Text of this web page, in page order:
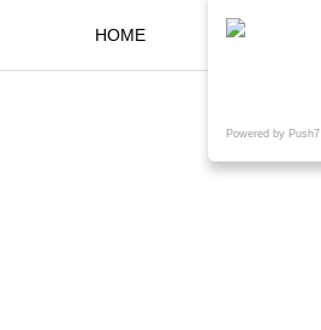
HOME KOKARAとは
Powered by Push7